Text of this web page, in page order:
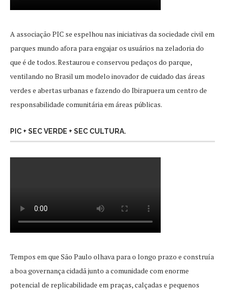
A associação PIC se espelhou nas iniciativas da sociedade civil em
parques mundo afora para engajar os usuários na zeladoria do
que é de todos. Restaurou e conservou pedaços do parque,
ventilando no Brasil um modelo inovador de cuidado das áreas
verdes e abertas urbanas e fazendo do Ibirapuera um centro de
responsabilidade comunitária em áreas públicas.
PIC + SEC VERDE + SEC CULTURA.
Tempos em que São Paulo olhava para o longo prazo e construía
a boa governança cidadã junto a comunidade com enorme
potencial de replicabilidade em praças, calçadas e pequenos